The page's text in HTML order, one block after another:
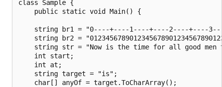
class Sample {
    public static void Main() {
string br1 = "0----+----1----+----2----+----
string br2 =
string str = "Now is the time for all good men
    int start;
    int at;
    string target = "is";
    char[] anyOf = target.ToCharArray();